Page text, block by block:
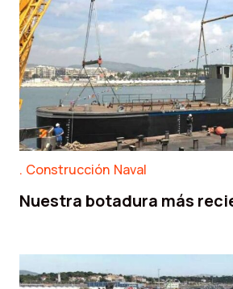
Construcción Naval
Nuestra botadura más